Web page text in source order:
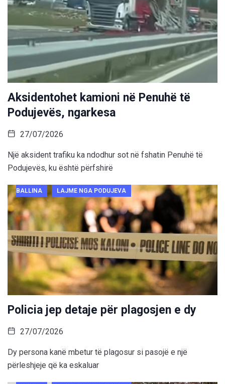
Aksidentohet kamioni në Penuhë të
Podujevës, ngarkesa
27/07/2026
Një aksident trafiku ka ndodhur sot në fshatin Penuhë të
Podujevës, ku është përfshirë
BALLINA LAJME NGA PODUJEVA
Policia jep detaje për plagosjen e dy
27/07/2026
Dy persona kanë mbetur të plagosur si pasojë e një
përleshjeje që ka eskaluar